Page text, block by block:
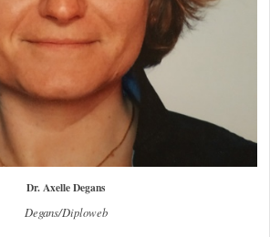
Dr. Axelle Degans
Degans/Diploweb